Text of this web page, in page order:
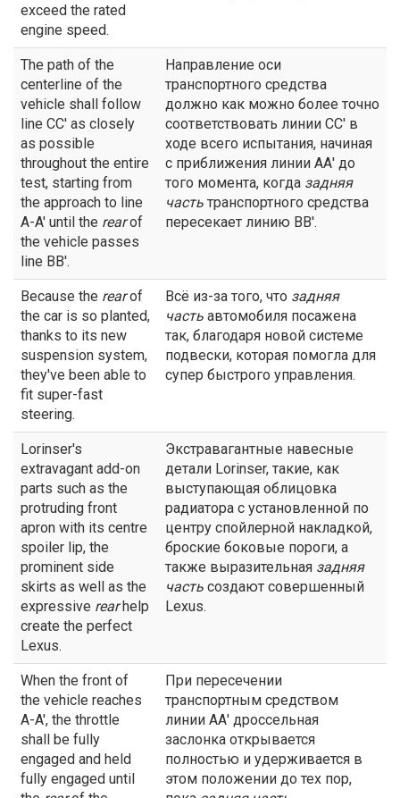
exceed the rated
engine speed.
The path of the
centerline of the
vehicle shall follow
line CC' as closely
as possible
throughout the entire
test, starting from
the approach to line
A-A' until the rearof
the vehicle passes
line BB'.
Направление оси
транспортного средства
должно как можно более точно
соответствовать линии СС' в
ходе всего испытания, начиная
с приближения линии АА' до
того момента, когда задняя
часть транспортного средства
пересекает линию ВВ'.
Because the rearof
the car is so planted,
thanks to its new
suspension system,
they've been able to
fit super-fast
steering.
Всё из-за того, что задняя
часть автомобиля посажена
так, благодаря новой системе
подвески, которая помогла для
супер быстрого управления.
Lorinser's
extravagant add-on
parts such as the
protruding front
apron with its centre
spoiler lip, the
prominent side
skirts as well as the
expressive rearhelp
create the perfect
Lexus.
Экстравагантные навесные
детали Lorinser, такие, как
выступающая облицовка
радиатора с установленной по
центру спойлерной накладкой,
броские боковые пороги, а
также выразительная задняя
часть создают совершенный
Lexus.
When the front of
the vehicle reaches
A-A', the throttle
shall be fully
engaged and held
fully engaged until
При пересечении
транспортным средством
линии АА' дроссельная
заслонка открывается
полностью и удерживается в
этом положении до тех пор,